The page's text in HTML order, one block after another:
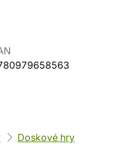
Doskové hry